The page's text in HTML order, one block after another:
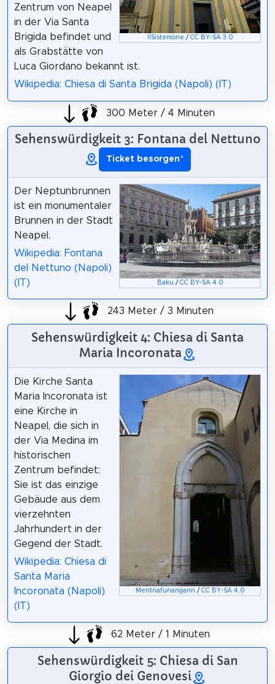
IlSistemone / CC BY-SA 3.0
Zentrum von Neapel
in der Via Santa
Brigida befindet und
als Grabstätte von
Luca Giordano bekannt ist.
Wikipedia: Chiesa di Santa Brigida (Napoli) (IT)
300 Meter / 4 Minuten
Sehenswürdigkeit 3: Fontana del Nettuno
Ticket besorgen*
Baku / CC BY-SA 4.0
Der Neptunbrunnen
ist ein monumentaler
Brunnen in der Stadt
Neapel.
Wikipedia: Fontana
del Nettuno (Napoli)
(IT)
243 Meter / 3 Minuten
Sehenswürdigkeit 4: Chiesa di Santa
Maria Incoronata
Mentnafunangann / CC BY-SA 4.0
Die Kirche Santa
Maria Incoronata ist
eine Kirche in
Neapel, die sich in
der Via Medina im
historischen
Zentrum befindet:
Sie ist das einzige
Gebäude aus dem
vierzehnten
Jahrhundert in der
Gegend der Stadt.
Wikipedia: Chiesa di
Santa Maria
Incoronata (Napoli)
(IT)
62 Meter / 1 Minuten
Sehenswürdigkeit 5: Chiesa di San
Giorgio dei Genovesi